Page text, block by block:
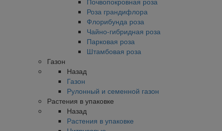
Роза грандифлора
Флорибунда роза
Чайно-гибридная роза
Парковая роза
Штамбовая роза
Газон
Назад
Газон
Рулонный и семенной газон
Растения в упаковке
Назад
Растения в упаковке